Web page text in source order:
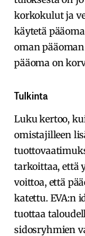
korkokulut ja
käytetä
oman
pääoma on
Tulkinta
Luku kertoo,
omistajilleen
tarkoittaa, että
voittoa, että
katettu. EVA:n
tuottaa
sidosryhmien